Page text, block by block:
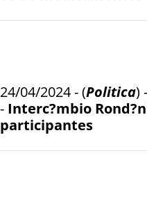
24/04/2024 - (Politica)
- Interc?mbio
participantes